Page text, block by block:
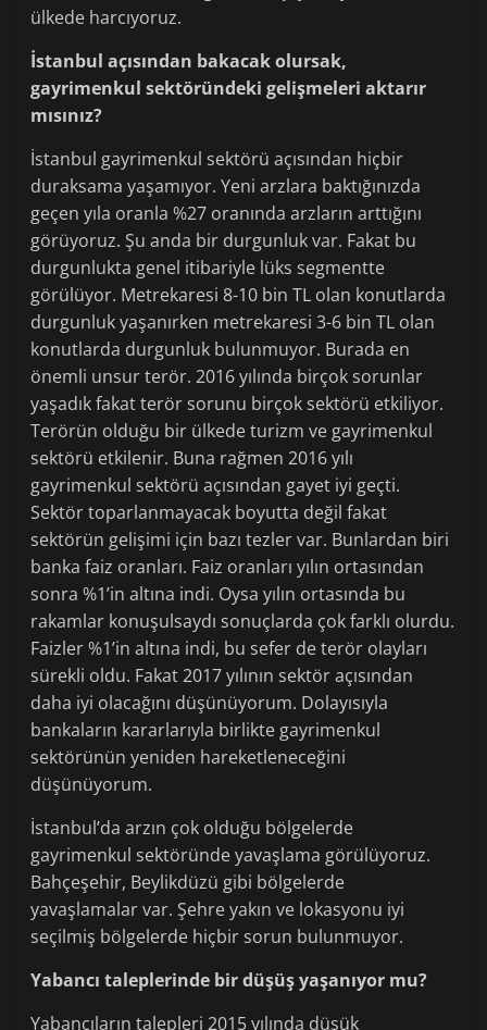
ülkede harcıyoruz.
İstanbul açısından bakacak olursak,
gayrimenkul sektöründeki gelişmeleri aktarır
mısınız?
İstanbul gayrimenkul sektörü açısından hiçbir
duraksama yaşamıyor. Yeni arzlara baktığınızda
geçen yıla oranla %27 oranında arzların arttığını
görüyoruz. Şu anda bir durgunluk var. Fakat bu
durgunlukta genel itibariyle lüks segmentte
görülüyor. Metrekaresi 8-10 bin TL olan konutlarda
durgunluk yaşanırken metrekaresi 3-6 bin TL olan
konutlarda durgunluk bulunmuyor. Burada en
önemli unsur terör. 2016 yılında birçok sorunlar
yaşadık fakat terör sorunu birçok sektörü etkiliyor.
Terörün olduğu bir ülkede turizm ve gayrimenkul
sektörü etkilenir. Buna rağmen 2016 yılı
gayrimenkul sektörü açısından gayet iyi geçti.
Sektör toparlanmayacak boyutta değil fakat
sektörün gelişimi için bazı tezler var. Bunlardan biri
banka faiz oranları. Faiz oranları yılın ortasından
sonra %1’in altına indi. Oysa yılın ortasında bu
rakamlar konuşulsaydı sonuçlarda çok farklı olurdu.
Faizler %1’in altına indi, bu sefer de terör olayları
sürekli oldu. Fakat 2017 yılının sektör açısından
daha iyi olacağını düşünüyorum. Dolayısıyla
bankaların kararlarıyla birlikte gayrimenkul
sektörünün yeniden hareketleneceğini
düşünüyorum.
İstanbul’da arzın çok olduğu bölgelerde
gayrimenkul sektöründe yavaşlama görülüyoruz.
Bahçeşehir, Beylikdüzü gibi bölgelerde
yavaşlamalar var. Şehre yakın ve lokasyonu iyi
seçilmiş bölgelerde hiçbir sorun bulunmuyor.
Yabancı taleplerinde bir düşüş yaşanıyor mu?
Yabancıların talepleri 2015 yılında düşük